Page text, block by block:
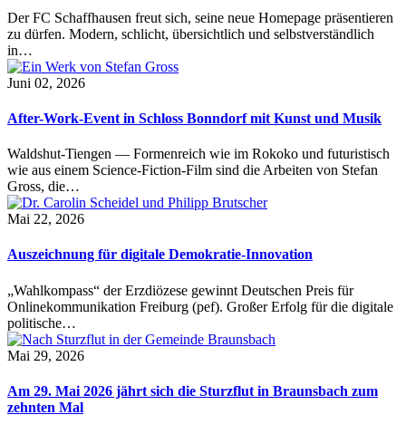
Der FC Schaffhausen freut sich, seine neue Homepage präsentieren
zu dürfen. Modern, schlicht, übersichtlich und selbstverständlich
in…
Juni 02, 2026
After-Work-Event in Schloss Bonndorf mit Kunst und Musik
Waldshut-Tiengen — Formenreich wie im Rokoko und futuristisch
wie aus einem Science-Fiction-Film sind die Arbeiten von Stefan
Gross, die…
Mai 22, 2026
Auszeichnung für digitale Demokratie-Innovation
„Wahlkompass“ der Erzdiözese gewinnt Deutschen Preis für
Onlinekommunikation Freiburg (pef). Großer Erfolg für die digitale
politische…
Mai 29, 2026
Am 29. Mai 2026 jährt sich die Sturzflut in Braunsbach zum
zehnten Mal